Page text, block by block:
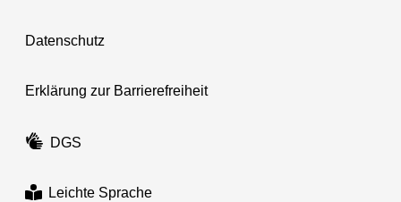
Datenschutz
Erklärung zur Barrierefreiheit
DGS
Leichte Sprache